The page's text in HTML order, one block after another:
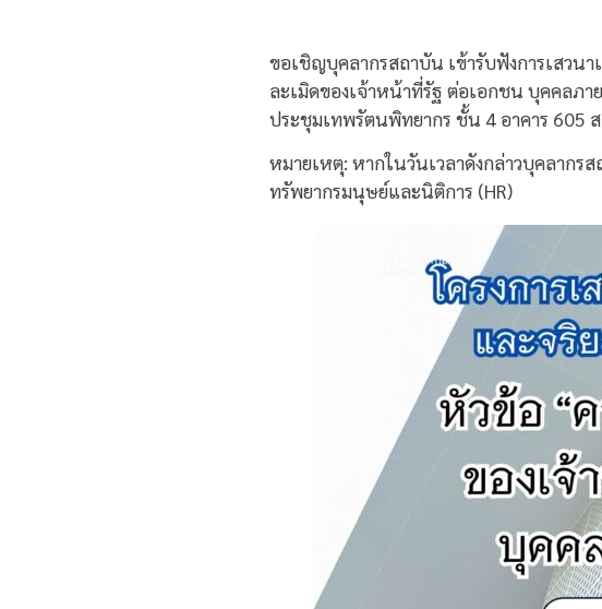
ขอเชิญบุคลากรสถาบัน เข้ารับฟังการเสวน
ละเมิดของเจ้าหน้าที่รัฐ ต่อเอกชน บุคคลภ
ประชุมเทพรัตนพิทยากร ชั้น 4 อาคาร 605
หมายเหตุ: หากในวันเวลาดังกล่าวบุคลากร
ทรัพยากรมนุษย์และนิติการ (HR)